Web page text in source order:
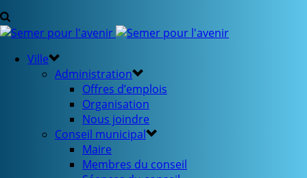
Ville
Administration
Offres d’emplois
Organisation
Nous joindre
Conseil municipal
Maire
Membres du conseil